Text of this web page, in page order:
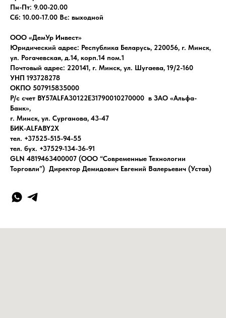
Пн-Пт: 9.00-20.00
Сб: 10.00-17.00 Вс: выходной
ООО «ДемУр Инвест»
Юридический адрес: Республика Беларусь, 220056, г. Минск,
ул. Рогачевская, д.14, корп.14 пом.1
Почтовый адрес: 220141, г. Минск, ул. Шугаева, 19/2-160
УНП 193728278
ОКПО 507915835000
Р/с счет BY57ALFA30122E31790010270000 в ЗАО «Альфа-
Банк»,
г. Минск, ул. Сурганова, 43-47
БИК-ALFABY2X
тел. +37525-515-94-55
тел. бух. +37529-134-36-91
GLN 4819463400007 (ООО “Современные Технологии
Торговли”) Директор Демидович Евгений Валерьевич (Устав)